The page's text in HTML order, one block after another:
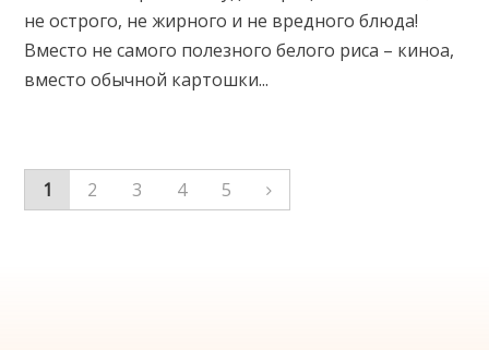
не острого, не жирного и не вредного блюда!
Вместо не самого полезного белого риса – киноа,
вместо обычной картошки...
1 2 3 4 5